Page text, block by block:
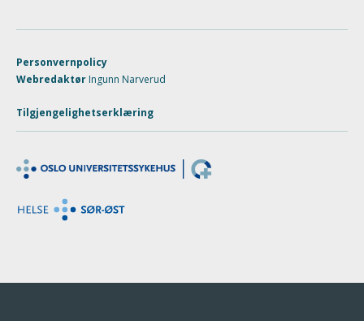
Personvernpolicy
Webredaktør Ingunn Narverud
Tilgjengelighetserklæring